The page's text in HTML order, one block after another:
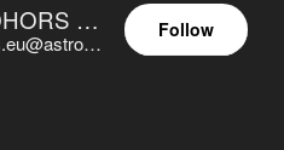
ASTROCOHORS EUNOIA ULTIMA
@astrocohors.eu@astrocohors.eu
Follow